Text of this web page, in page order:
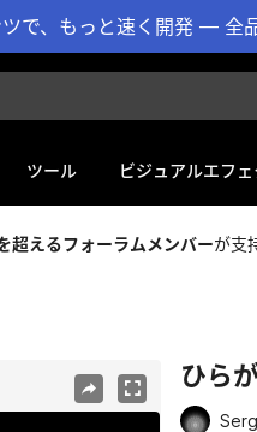
で、もっと速く開発 — 全
ツール ビジュアルエフェ
超えるフォーラムメンバーが支
ひら